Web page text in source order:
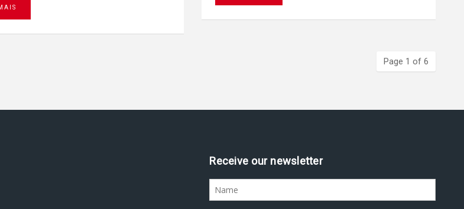
Page 1 of 6
Assine nossa newsletter